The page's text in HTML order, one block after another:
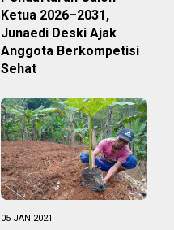
Ketua 2026–2031,
Junaedi Deski Ajak
Anggota Berkompetisi
Sehat
05 JAN 2021